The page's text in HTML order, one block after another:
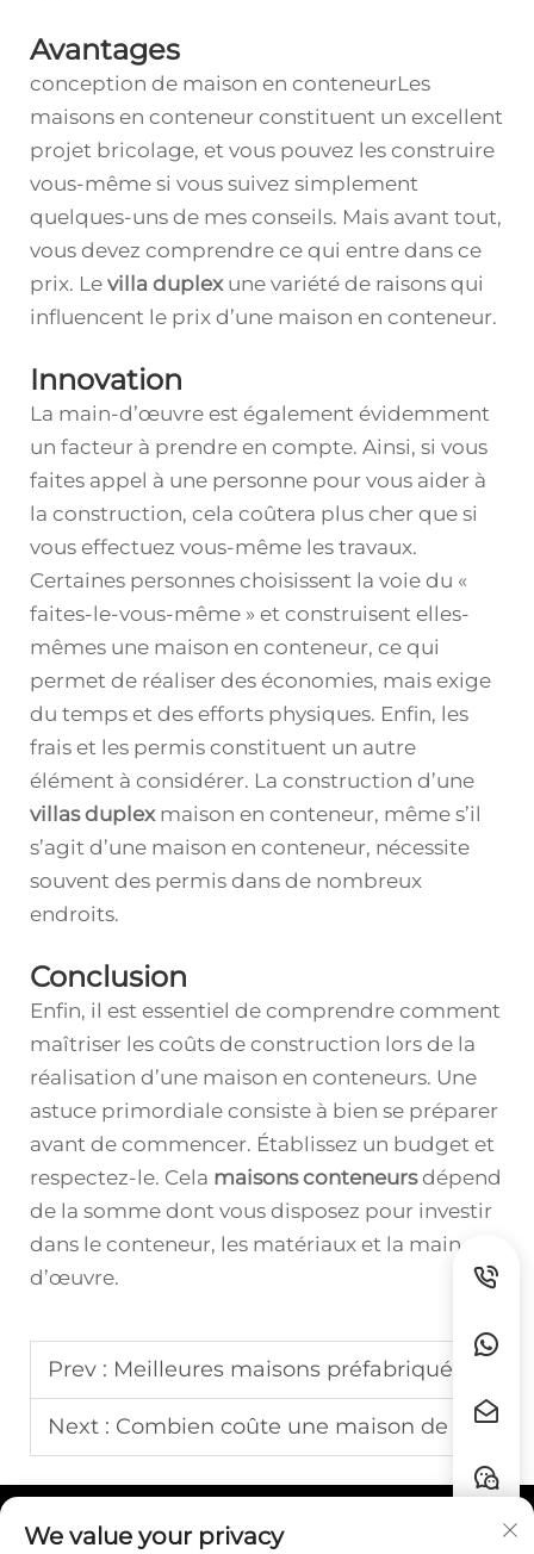
Avantages
conception de maison en conteneurLes
maisons en conteneur constituent un excellent
projet bricolage, et vous pouvez les construire
vous-même si vous suivez simplement
quelques-uns de mes conseils. Mais avant tout,
vous devez comprendre ce qui entre dans ce
prix. Le villa duplex une variété de raisons qui
influencent le prix d’une maison en conteneur.
Innovation
La main-d’œuvre est également évidemment
un facteur à prendre en compte. Ainsi, si vous
faites appel à une personne pour vous aider à
la construction, cela coûtera plus cher que si
vous effectuez vous-même les travaux.
Certaines personnes choisissent la voie du «
faites-le-vous-même » et construisent elles-
mêmes une maison en conteneur, ce qui
permet de réaliser des économies, mais exige
du temps et des efforts physiques. Enfin, les
frais et les permis constituent un autre
élément à considérer. La construction d’une
villas duplex maison en conteneur, même s’il
s’agit d’une maison en conteneur, nécessite
souvent des permis dans de nombreux
endroits.
Conclusion
Enfin, il est essentiel de comprendre comment
maîtriser les coûts de construction lors de la
réalisation d’une maison en conteneurs. Une
astuce primordiale consiste à bien se préparer
avant de commencer. Établissez un budget et
respectez-le. Cela maisons conteneursdépend
de la somme dont vous disposez pour investir
dans le conteneur, les matériaux et la main-
d’œuvre.
Prev : Meilleures maisons préfabriquées
Next : Combien coûte une maison de conteneurs évolutive?
Liens rapides
We value your privacy